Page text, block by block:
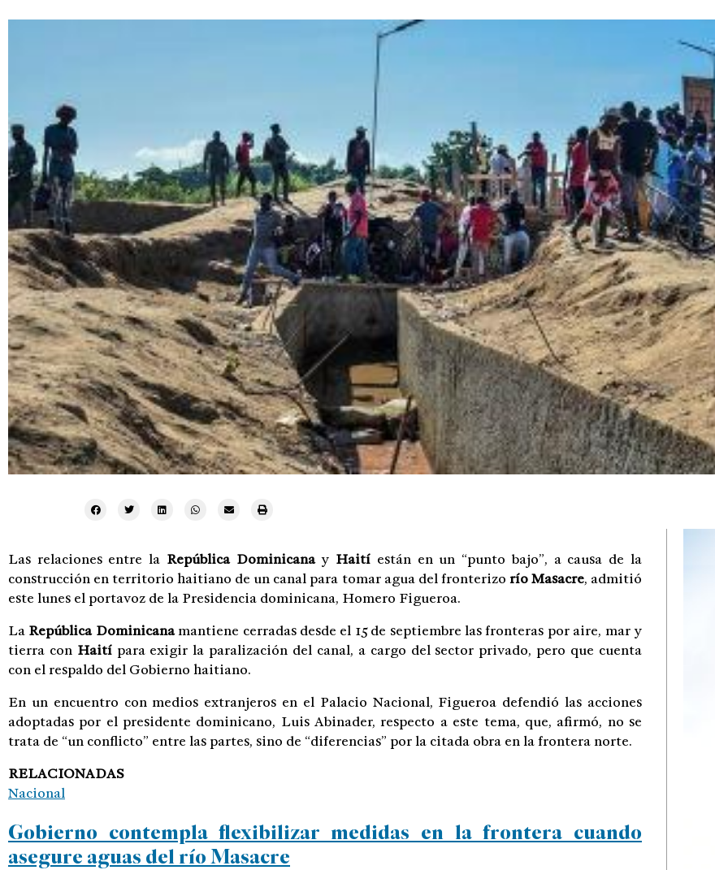
Las relaciones entre la República Dominicanay Haití están en un “punto bajo”, a causa de la
construcción en territorio haitiano de un canal para tomar agua del fronterizo río Masacre, admitió
este lunes el portavoz de la Presidencia dominicana, Homero Figueroa.
La República Dominicanamantiene cerradas desde el 15 de septiembre las fronteras por aire, mar y
tierra con Haitípara exigir la paralización del canal, a cargo del sector privado, pero que cuenta
con el respaldo del Gobierno haitiano.
En un encuentro con medios extranjeros en el Palacio Nacional, Figueroa defendió las acciones
adoptadas por el presidente dominicano, Luis Abinader, respecto a este tema, que, afirmó, no se
trata de “un conflicto” entre las partes, sino de “diferencias” por la citada obra en la frontera norte.
RELACIONADAS
Nacional
Gobierno contempla flexibilizar medidas en la frontera cuando
asegure aguas del río Masacre